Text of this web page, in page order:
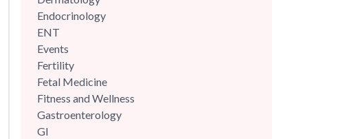
Endocrinology
ENT
Events
Fertility
Fetal Medicine
Fitness and Wellness
Gastroenterology
GI